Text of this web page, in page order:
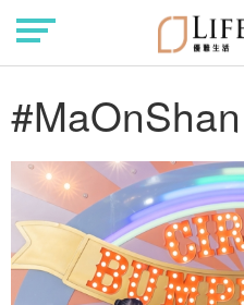
#MaOnShan